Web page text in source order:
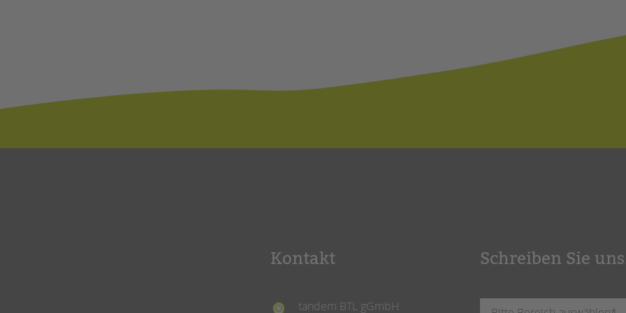
Kontakt
tandem BTL gGmbH
Schreiben Sie